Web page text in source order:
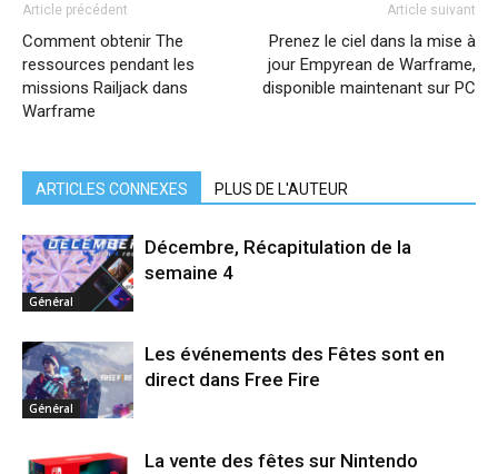
Article précédent
Comment obtenir The
ressources pendant les
missions Railjack dans
Warframe
Article suivant
Prenez le ciel dans la mise à
jour Empyrean de Warframe,
disponible maintenant sur PC
ARTICLES CONNEXES PLUS DE L'AUTEUR
Général
Décembre, Récapitulation de la
semaine 4
Général
Les événements des Fêtes sont en
direct dans Free Fire
La vente des fêtes sur Nintendo